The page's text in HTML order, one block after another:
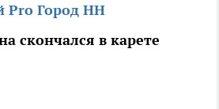
Pro Город НН
скончался в карете